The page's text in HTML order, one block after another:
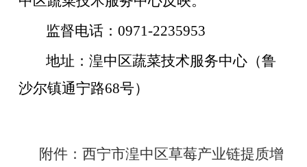
监督电话：0971-2235953
地址：湟中区蔬菜技术服务中心（鲁
沙尔镇通宁路68号）
附件：西宁市湟中区草莓产业链提质增